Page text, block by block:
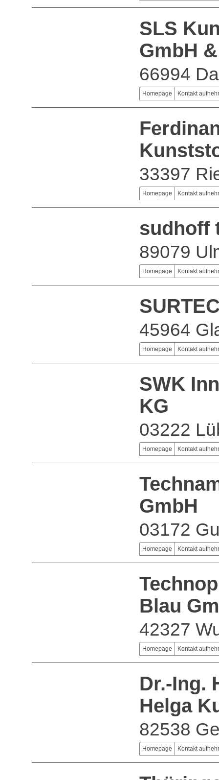
SLS
GmbH
66994
Homepage Kontakt
33397
Homepage Kontakt
sudhoff
89079
Homepage Kontakt
45964
Homepage Kontakt
SWK
KG
03222
Homepage Kontakt
GmbH
03172
Homepage Kontakt
Blau
42327
Homepage Kontakt
Dr.-Ing.
Helga
82538
Homepage Kontakt